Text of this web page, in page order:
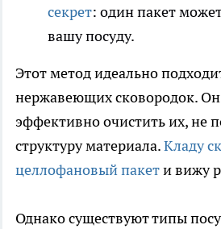
секрет: один пакет
вашу посуду.
Этот метод идеально
нержавеющих сковородок.
эффективно очистить их, не
структуру материала.Кладу
целлофановый пакети вижу
Однако существуют типы